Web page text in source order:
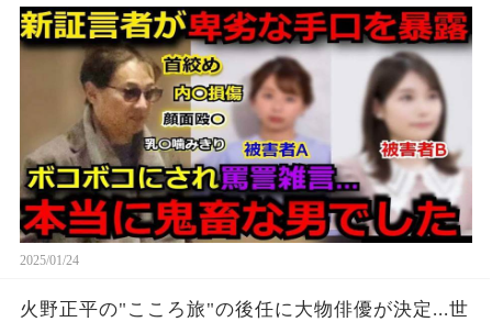
バすぎる...女子アナやレコード会社女性社員にも手
を出しまくる中居と中嶋Pの悪行の詳細に言葉を失
2025/01/24
火野正平の"こころ旅"の後任に大物俳優が決定...世